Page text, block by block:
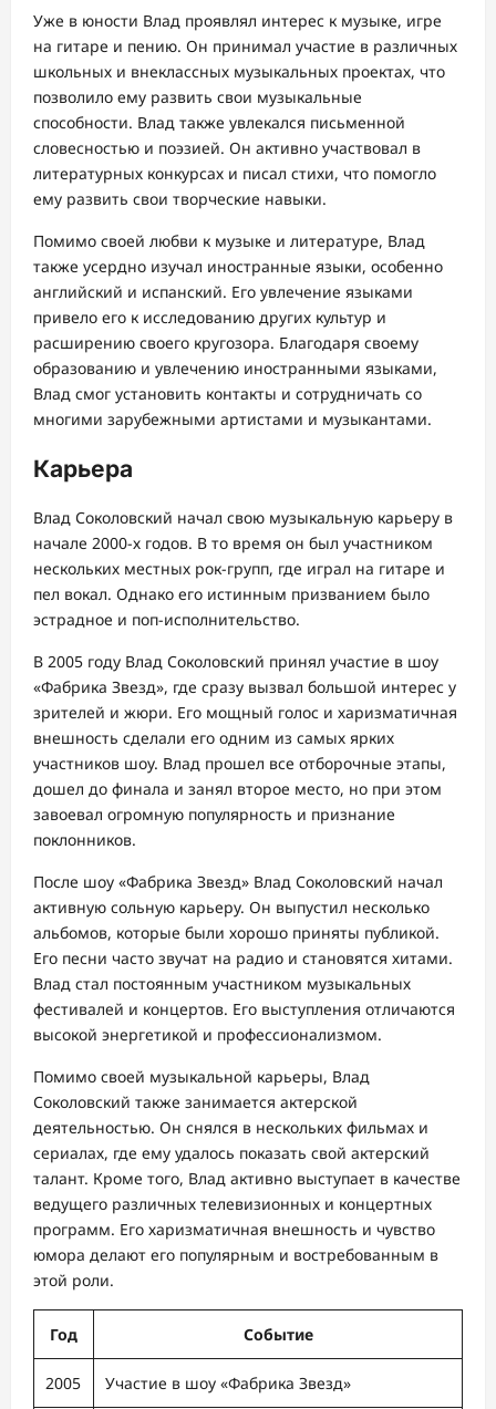
Уже в юности Влад проявлял интерес к музыке, игре
на гитаре и пению. Он принимал участие в различных
школьных и внеклассных музыкальных проектах, что
позволило ему развить свои музыкальные
способности. Влад также увлекался письменной
словесностью и поэзией. Он активно участвовал в
литературных конкурсах и писал стихи, что помогло
ему развить свои творческие навыки.
Помимо своей любви к музыке и литературе, Влад
также усердно изучал иностранные языки, особенно
английский и испанский. Его увлечение языками
привело его к исследованию других культур и
расширению своего кругозора. Благодаря своему
образованию и увлечению иностранными языками,
Влад смог установить контакты и сотрудничать со
многими зарубежными артистами и музыкантами.
Карьера
Влад Соколовский начал свою музыкальную карьеру в
начале 2000-х годов. В то время он был участником
нескольких местных рок-групп, где играл на гитаре и
пел вокал. Однако его истинным призванием было
эстрадное и поп-исполнительство.
В 2005 году Влад Соколовский принял участие в шоу
«Фабрика Звезд», где сразу вызвал большой интерес у
зрителей и жюри. Его мощный голос и харизматичная
внешность сделали его одним из самых ярких
участников шоу. Влад прошел все отборочные этапы,
дошел до финала и занял второе место, но при этом
завоевал огромную популярность и признание
поклонников.
После шоу «Фабрика Звезд» Влад Соколовский начал
активную сольную карьеру. Он выпустил несколько
альбомов, которые были хорошо приняты публикой.
Его песни часто звучат на радио и становятся хитами.
Влад стал постоянным участником музыкальных
фестивалей и концертов. Его выступления отличаются
высокой энергетикой и профессионализмом.
Помимо своей музыкальной карьеры, Влад
Соколовский также занимается актерской
деятельностью. Он снялся в нескольких фильмах и
сериалах, где ему удалось показать свой актерский
талант. Кроме того, Влад активно выступает в качестве
ведущего различных телевизионных и концертных
программ. Его харизматичная внешность и чувство
юмора делают его популярным и востребованным в
этой роли.
Год Событие
2005 Участие в шоу «Фабрика Звезд»